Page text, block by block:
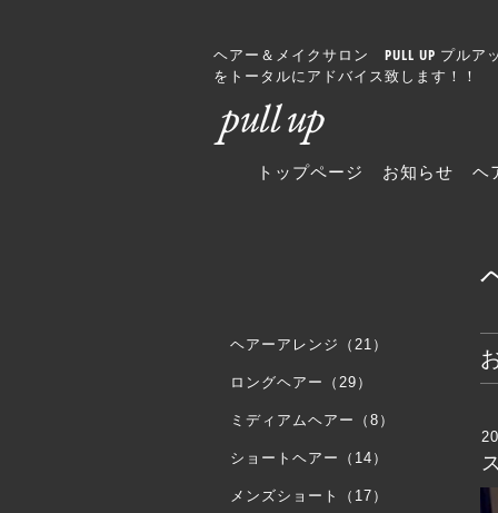
ヘアー＆メイクサロン PULL UP プル
をトータルにアドバイス致します！！
トップページ お知らせ ヘ
ヘアーアレンジ（21）
ロングヘアー（29）
ミディアムヘアー（8）
ショートヘアー（14）
メンズショート（17）